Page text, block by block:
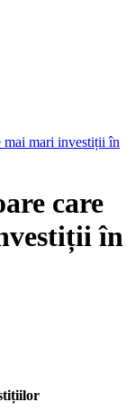
mai mari investiții în
care
în